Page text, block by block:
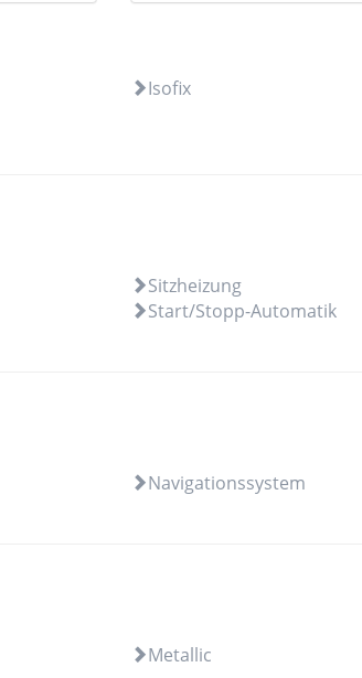
Isofix
Sitzheizung
Start/Stopp-Automatik
Navigationssystem
Metallic